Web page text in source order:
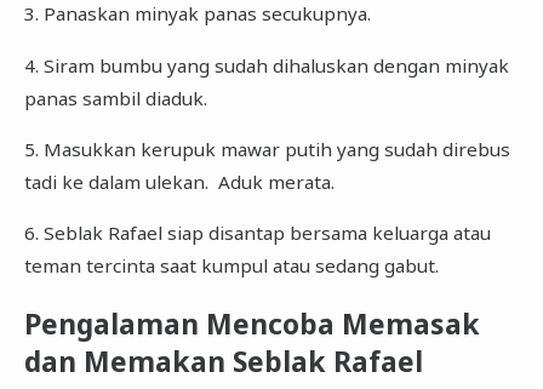
3. Panaskan minyak panas secukupnya.
4. Siram bumbu yang sudah dihaluskan dengan minyak
panas sambil diaduk.
5. Masukkan kerupuk mawar putih yang sudah direbus
tadi ke dalam ulekan. Aduk merata.
6. Seblak Rafael siap disantap bersama keluarga atau
teman tercinta saat kumpul atau sedang gabut.
Pengalaman Mencoba Memasak
dan Memakan Seblak Rafael